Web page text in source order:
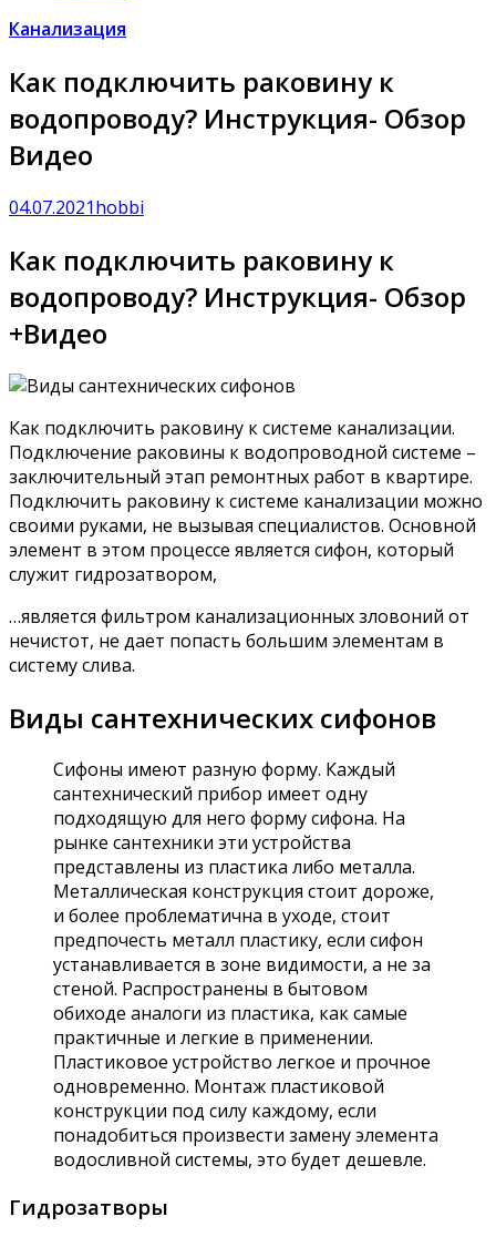
Канализация
Как подключить раковину к
водопроводу? Инструкция- Обзор
Видео
04.07.2021hobbi
Как подключить раковину к
водопроводу? Инструкция- Обзор
+Видео
Как подключить раковину к системе канализации.
Подключение раковины к водопроводной системе –
заключительный этап ремонтных работ в квартире.
Подключить раковину к системе канализации можно
своими руками, не вызывая специалистов. Основной
элемент в этом процессе является сифон, который
служит гидрозатвором,
…является фильтром канализационных зловоний от
нечистот, не дает попасть большим элементам в
систему слива.
Виды сантехнических сифонов
Сифоны имеют разную форму. Каждый
сантехнический прибор имеет одну
подходящую для него форму сифона. На
рынке сантехники эти устройства
представлены из пластика либо металла.
Металлическая конструкция стоит дороже,
и более проблематична в уходе, стоит
предпочесть металл пластику, если сифон
устанавливается в зоне видимости, а не за
стеной. Распространены в бытовом
обиходе аналоги из пластика, как самые
практичные и легкие в применении.
Пластиковое устройство легкое и прочное
одновременно. Монтаж пластиковой
конструкции под силу каждому, если
понадобиться произвести замену элемента
водосливной системы, это будет дешевле.
Гидрозатворы